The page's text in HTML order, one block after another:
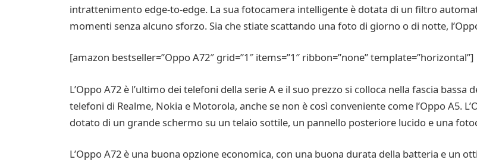
intrattenimento edge-to-edge. La sua fotocamera intelligente è dotata di un filtro
momenti senza alcuno sforzo. Sia che stiate scattando una foto di giorno o di notte,
[amazon bestseller=”Oppo A72″ grid=”1″ items=”1″ ribbon=”none” template=”horizontal”]
L’Oppo A72 è l’ultimo dei telefoni della serie A e il suo prezzo si colloca nella fascia
telefoni di Realme, Nokia e Motorola, anche se non è così conveniente come l’Oppo A5.
dotato di un grande schermo su un telaio sottile, un pannello posteriore lucido e una
L’Oppo A72 è una buona opzione economica, con una buona durata della batteria e un